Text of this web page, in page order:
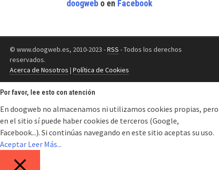
doogweb o en Facebook
© www.doogweb.es, 2010-2023 -RSS - Todos los derechos
reservados.
Acerca de Nosotros | Política de Cookies
Por favor, lee esto con atención
En doogweb no almacenamos ni utilizamos cookies propias, pero
en el sitio sí puede haber cookies de terceros (Google,
Facebook...). Si continúas navegando en este sitio aceptas su uso.
Aceptar Leer Más...